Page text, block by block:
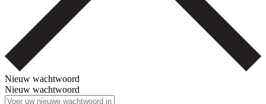
Nieuw wachtwoord
Nieuw wachtwoord